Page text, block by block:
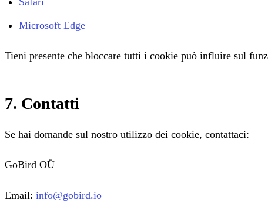
Microsoft Edge
Tieni presente che bloccare tutti i cookie può influire sul
7. Contatti
Se hai domande sul nostro utilizzo dei cookie, contattaci:
GoBird OÜ
Email: info@gobird.io